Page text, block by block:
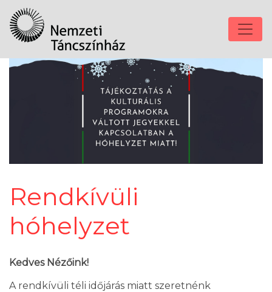
Rendkívüli
hóhelyzet
Kedves Nézőink!
A rendkívüli téli időjárás miatt szeretnénk